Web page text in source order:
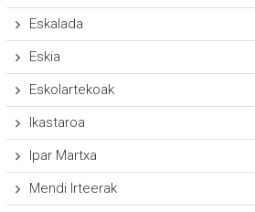
Eskalada
Eskia
Eskolartekoak
Ikastaroa
Ipar Martxa
Mendi Irteerak